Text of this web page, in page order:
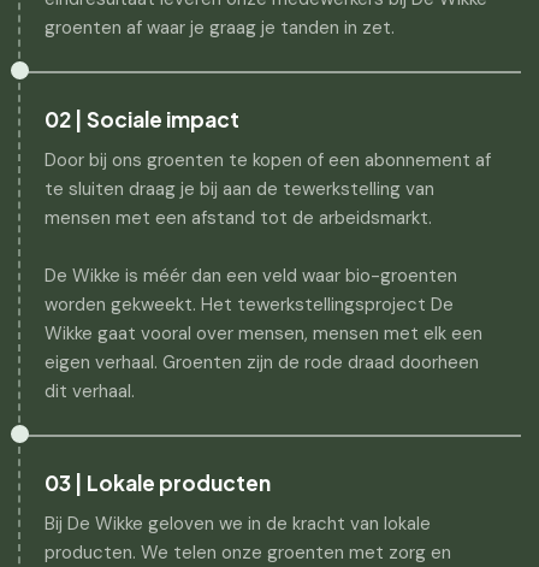
groenten af waar je graag je tanden in zet.
02 | Sociale impact
Door bij ons groenten te kopen of een abonnement af
te sluiten draag je bij aan de tewerkstelling van
mensen met een afstand tot de arbeidsmarkt.
De Wikke is méér dan een veld waar bio-groenten
worden gekweekt. Het tewerkstellingsproject De
Wikke gaat vooral over mensen, mensen met elk een
eigen verhaal. Groenten zijn de rode draad doorheen
dit verhaal.
03 | Lokale producten
Bij De Wikke geloven we in de kracht van lokale
producten. We telen onze groenten met zorg en